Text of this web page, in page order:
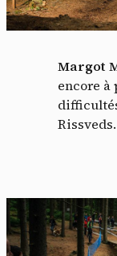
Margot
encore à
Rissveds.